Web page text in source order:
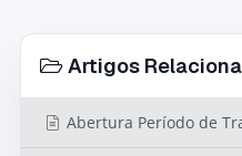
Artigos
Abertura Período de